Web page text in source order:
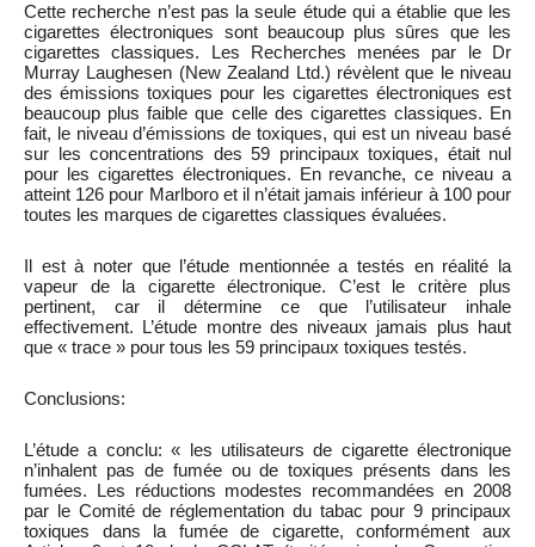
Cette recherche n’est pas la seule étude qui a établie que les
cigarettes électroniques sont beaucoup plus sûres que les
cigarettes classiques. Les Recherches menées par le Dr
Murray Laughesen (New Zealand Ltd.) révèlent que le niveau
des émissions toxiques pour les cigarettes électroniques est
beaucoup plus faible que celle des cigarettes classiques. En
fait, le niveau d’émissions de toxiques, qui est un niveau basé
sur les concentrations des 59 principaux toxiques, était nul
pour les cigarettes électroniques. En revanche, ce niveau a
atteint 126 pour Marlboro et il n’était jamais inférieur à 100 pour
toutes les marques de cigarettes classiques évaluées.
Il est à noter que l’étude mentionnée a testés en réalité la
vapeur de la cigarette électronique. C’est le critère plus
pertinent, car il détermine ce que l’utilisateur inhale
effectivement. L’étude montre des niveaux jamais plus haut
que « trace » pour tous les 59 principaux toxiques testés.
Conclusions:
L’étude a conclu: « les utilisateurs de cigarette électronique
n’inhalent pas de fumée ou de toxiques présents dans les
fumées. Les réductions modestes recommandées en 2008
par le Comité de réglementation du tabac pour 9 principaux
toxiques dans la fumée de cigarette, conformément aux